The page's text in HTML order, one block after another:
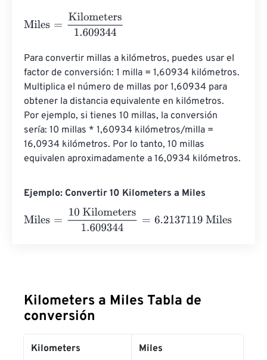
Miles Kilometers1.609344
Para convertir millas a kilómetros, puedes usar el
factor de conversión: 1 milla = 1,60934 kilómetros.
Multiplica el número de millas por 1,60934 para
obtener la distancia equivalente en kilómetros.
Por ejemplo, si tienes 10 millas, la conversión
sería: 10 millas * 1,60934 kilómetros/milla =
16,0934 kilómetros. Por lo tanto, 10 millas
equivalen aproximadamente a 16,0934 kilómetros.
Ejemplo: Convertir 10 Kilometers a Miles
Miles
10 Kilometers1.609344 = 6.2137119 Miles
Kilometers a Miles Tabla de
conversión
Kilometers Miles